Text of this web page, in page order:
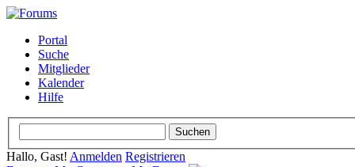
Portal
Suche
Mitglieder
Kalender
Hilfe
Hallo, Gast! Anmelden Registrieren